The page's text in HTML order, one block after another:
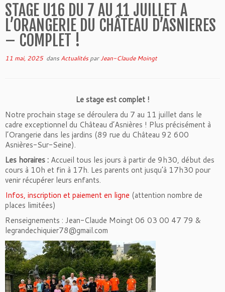
STAGE U16 DU 7 AU 11 JUILLET A
L’ORANGERIE DU CHÂTEAU D’ASNIERES
– COMPLET !
11 mai, 2025dans ActualitésparJean-Claude Moingt
Le stage est complet !
Notre prochain stage se déroulera du 7 au 11 juillet dans le
cadre exceptionnel du Château d’Asnières ! Plus précisément à
l’Orangerie dans les jardins (89 rue du Château 92 600
Asnières-Sur-Seine).
Les horaires : Accueil tous les jours à partir de 9h30, début des
cours à 10h et fin à 17h. Les parents ont jusqu’à 17h30 pour
venir récupérer leurs enfants.
Infos, inscription et paiement en ligne (attention nombre de
places limitées)
Renseignements : Jean-Claude Moingt 06 03 00 47 79 &
legrandechiquier78@gmail.com